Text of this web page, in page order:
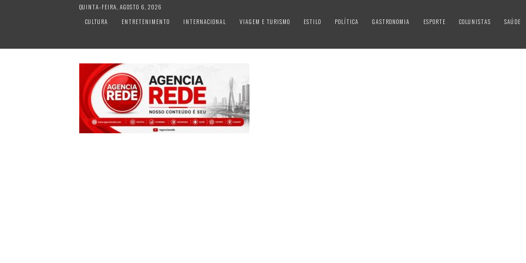
QUINTA-FEIRA, AGOSTO 6, 2026
CULTURA
ENTRETENIMENTO INTERNACIONAL VIAGEM E TURISMO ESTILO POLÍTICA GASTRONOMIA ESPORTE COLUNISTAS SAÚDE